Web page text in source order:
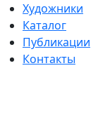
Художники
Каталог
Публикации
Контакты